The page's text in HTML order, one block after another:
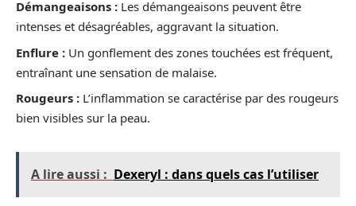
Démangeaisons : Les démangeaisons peuvent être
intenses et désagréables, aggravant la situation.
Enflure : Un gonflement des zones touchées est fréquent,
entraînant une sensation de malaise.
Rougeurs : L’inflammation se caractérise par des rougeurs
bien visibles sur la peau.
A lire aussi : Dexeryl : dans quels cas l’utiliser